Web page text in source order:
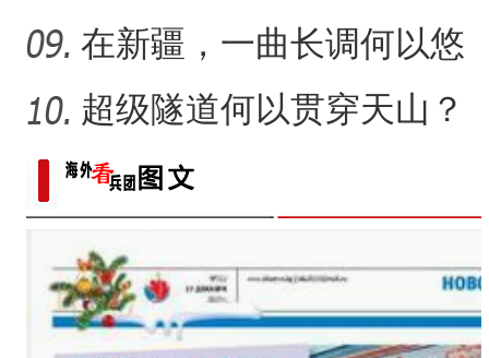
疆春节餐桌上的年味担当
在新疆，一曲长调何以悠
扬？
超级隧道何以贯穿天山？